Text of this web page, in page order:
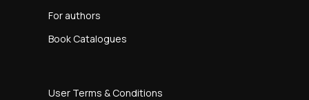
For authors
Book Catalogues
User Terms & Conditions